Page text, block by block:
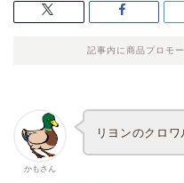
記事内に商品プロモ
かもさん
リヨンのクロ